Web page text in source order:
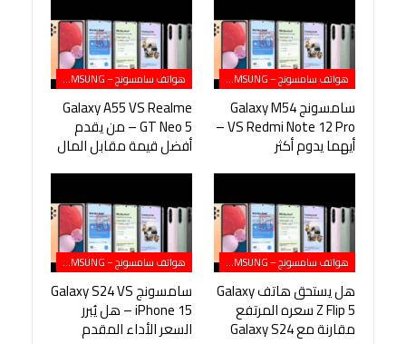
هواتف سامسونج – SAMSUNG
سامسونج Galaxy M54
VS Redmi Note 12 Pro –
أيهما يدوم أكثر
هواتف سامسونج – SAMSUNG
Galaxy A55 VS Realme
GT Neo 5 – من يقدم
أفضل قيمة مقابل المال
هواتف سامسونج – SAMSUNG
هل يستحق هاتف Galaxy
Z Flip 5 سعره المرتفع
مقارنة مع Galaxy S24
هواتف سامسونج – SAMSUNG
سامسونج Galaxy S24 VS
iPhone 15 – هل يُبرر
السعر الأداء المقدم